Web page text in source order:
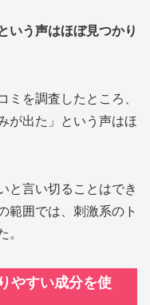
いう声はほぼ見つかり
ミを調査したところ、
が出た」という声はほ
と言い切ることはでき
範囲では、刺激系のト
。
やすい成分を使